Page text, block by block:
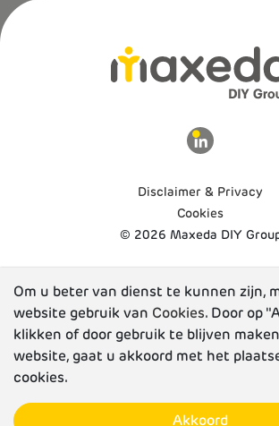
Disclaimer & Privacy
Cookies
© 2026 Maxeda DIY
Om u beter van dienst te kunnen zijn,
website gebruik van Cookies. Door op
klikken of door gebruik te blijven
website, gaat u akkoord met het
cookies.
Akkoord